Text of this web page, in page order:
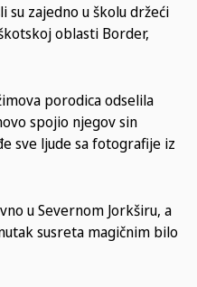
su zajedno u školu držeći
oblasti Border,
porodica odselila
spojio njegov sin
sve ljude sa fotografije iz
u Severnom Jorkširu, a
susreta magičnim bilo